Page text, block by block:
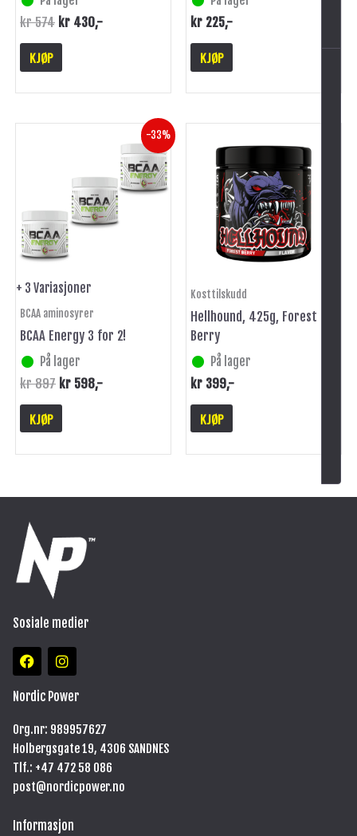
kr574 kr 430,-
KJØP
kr 225,-
KJØP
-33%
+ 3 Variasjoner
BCAA aminosyrer
BCAA Energy 3 for 2!
På lager
kr897
kr 897.
kr 598
Nåværende
kr 598.
,-
KJØP
flere
varianter.
Alternativene
kan
på
Kosttilskudd
Hellhound, 425g, Forest
Berry
På lager
kr 399,-
KJØP
Sosiale medier
F
a
e
o
o
k
I
n
t
g
r
a
m
Nordic Power
Org.nr: 989957627
Holbergsgate 19, 4306 SANDNES
Tlf.: +47 472 58 086
post@nordicpower.no
Informasjon